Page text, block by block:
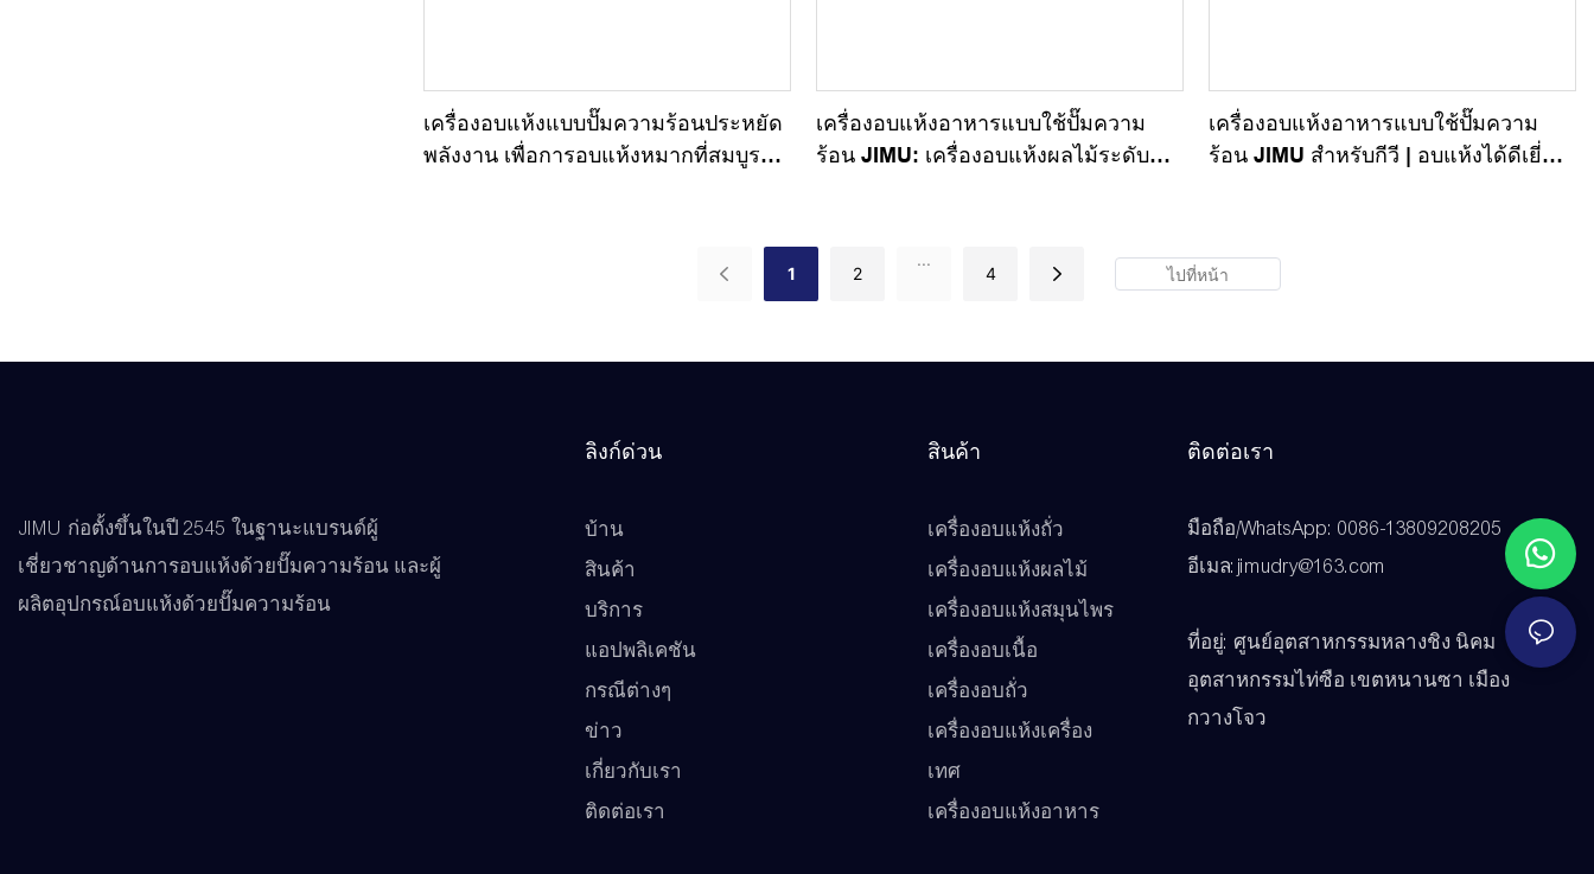
เครื่องอบแห้งแบบปั๊มความร้อนประหยัด
พลังงาน เพื่อการอบแห้งหมากที่สมบูรณ์
เครื่องอบแห้งอาหารแบบใช้ปั๊มความ
ร้อน JIMU: เครื่องอบแห้งผลไม้ระดับมือ
เครื่องอบแห้งอาหารแบบใช้ปั๊มความ
ร้อน JIMU สำหรับกีวี | อบแห้งได้ดีเยี่ยม
1 2
...
4
JIMU ก่อตั้งขึ้นในปี 2545 ในฐานะแบรนด์ผู้
เชี่ยวชาญด้านการอบแห้งด้วยปั๊มความร้อน และผู้
ผลิตอุปกรณ์อบแห้งด้วยปั๊มความร้อน
ลิงก์ด่วน
บ้าน
สินค้า
บริการ
แอปพลิเคชัน
กรณีต่างๆ
ข่าว
เกี่ยวกับเรา
ติดต่อเรา
สินค้า
เครื่องอบแห้งถั่ว
เครื่องอบแห้งผลไม้
เครื่องอบแห้งสมุนไพร
เครื่องอบเนื้อ
เครื่องอบถั่ว
เครื่องอบแห้งเครื่อง
เทศ
เครื่องอบแห้งอาหาร
ติดต่อเรา
มือถือ/WhatsApp: 0086-13809208205
อีเมล:jimudry@163.com
ที่อยู่: ศูนย์อุตสาหกรรมหลางชิง นิคม
อุตสาหกรรมไท่ซือ เขตหนานซา เมือง
กวางโจว